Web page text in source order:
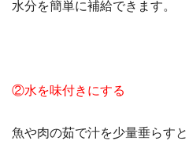
水分を簡単に補給できます。
②水を味付きにする
魚や肉の茹で汁を少量垂らす